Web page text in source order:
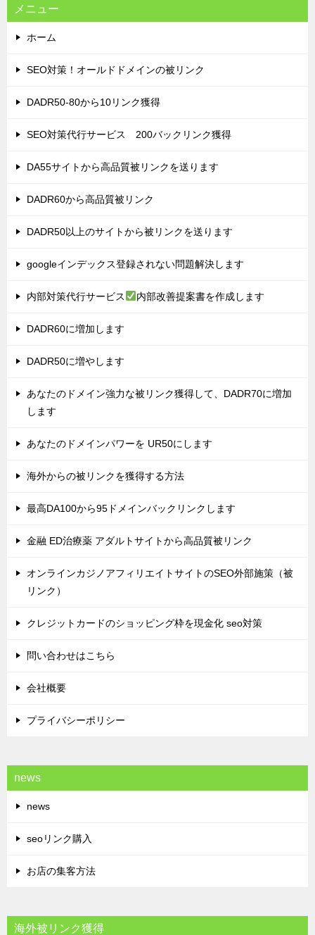
メニュー
ホーム
SEO対策！オールドドメインの被リンク
DADR50-80から10リンク獲得
SEO対策代行サービス 200バックリンク獲得
DA55サイトから高品質被リンクを送ります
DADR60から高品質被リンク
DADR50以上のサイトから被リンクを送ります
googleインデックス登録されない問題解決します
内部対策代行サービス 内部改善提案書を作成します
DADR60に増加します
DADR50に増やします
あなたのドメイン強力な被リンク獲得して、DADR70に増加
します
あなたのドメインパワーを UR50にします
海外からの被リンクを獲得する方法
最高DA100から95ドメインバックリンクします
金融 ED治療薬 アダルトサイトから高品質被リンク
オンラインカジノアフィリエイトサイトのSEO外部施策（被
リンク）
クレジットカードのショッピング枠を現金化 seo対策
問い合わせはこちら
会社概要
プライバシーポリシー
news
news
seoリンク購入
お店の集客方法
海外被リンク獲得